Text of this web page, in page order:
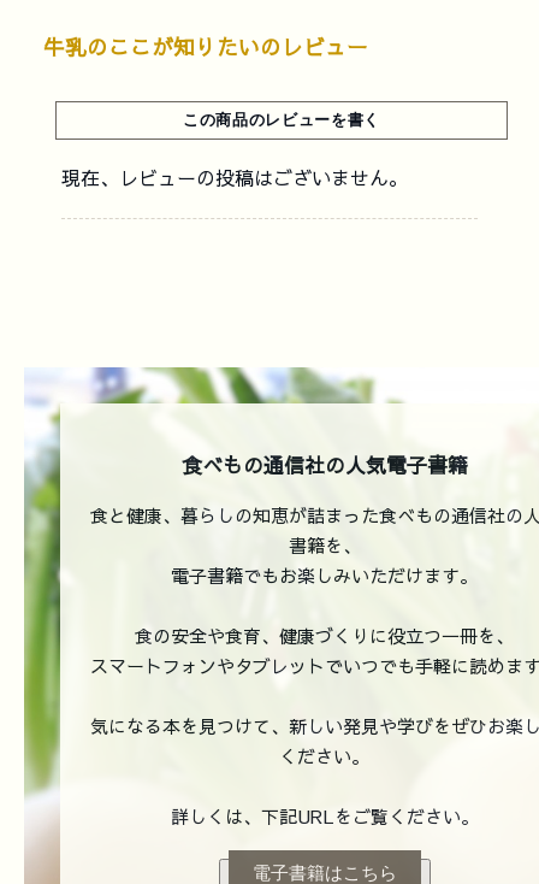
牛乳のここが知りたいのレビュー
現在、レビューの投稿はございません。
食べもの通信社の人気電子書籍
食と健康、暮らしの知恵が詰まった食べもの通信社の
書籍を、
電子書籍でもお楽しみいただけます。
食の安全や食育、健康づくりに役立つ一冊を、
スマートフォンやタブレットでいつでも手軽に読めま
気になる本を見つけて、新しい発見や学びをぜひお楽
ください。
詳しくは、下記URLをご覧ください。
電子書籍はこちら